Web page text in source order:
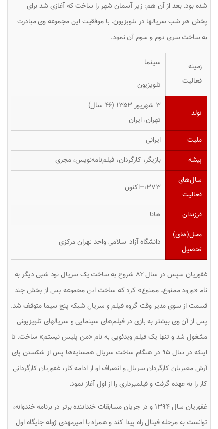
شده بود. بعد از آن هم، زیر آسمان شهر را ساخت که آغازی شد برای
پخش هر شب سریالها در تلویزیون. با موفقیت این مجموعه وی مبادرت
به ساخت سری دوم و سوم آن نمود.
زمینه
فعالیت
سینما
تلویزیون
تولد
۳ شهریور ۱۳۵۳ ‏(۴۶ سال)
تهران، ایران
ملیت
ایرانی
پیشه
بازیگر، کارگردان، فیلم‌نامه‌نویس، مجری
سال‌های
فعالیت
۱۳۷۳–اکنون
فرزندان
هانا
محل(های)
تحصیل
دانشگاه آزاد اسلامی واحد تهران مرکزی
غفوریان سپس در سال ۸۲ شروع به ساخت یک سریال نود شبی دیگر به
نام «ورود ممنوع، ممنوع» کرد که ساخت این مجموعه پس از پخش چند
قسمت از سوی مدیر وقت گروه فیلم و سریال شبکه پنج سیما متوقف شد.
پس از آن وی بیشتر به بازی در فیلم‌های سینمایی و سریالهای تلویزیونی
مشغول شد و تنها یک فیلم ویدئویی به نام «من پلیس نیستم» ساخت. تا
اینکه در سال ۹۵ در هنگام ساخت سریال همسایه‌ها پس از شکستن پای
آرش معیریان کارگردان سریال و انصراف او از ادامه کار، غفوریان کارگردانی
کار را به عهده گرفت و فیلمبرداری را از اول آغاز نمود.
غفوریان سال ۱۳۹۴ و در جریان مسابقات خنداننده برتر در برنامه خندوانه،
توانست به مرحله فینال راه پیدا کند و همراه با امیرمهدی ژوله جایگاه اول